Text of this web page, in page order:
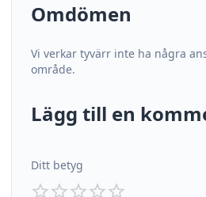
Omdömen
Vi verkar tyvärr inte ha några
område.
Lägg till en
Ditt betyg